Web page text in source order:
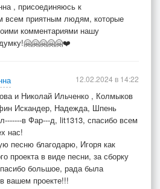
, присоединяюсь к
всем приятным людям, которые
комментариями нашу
и Николай Ильченко , Колмыков
Искандер, Надежда, Шпень
в Фар---д, lit1313, спасибо всем
нас!
песню благодарю, Игоря как
проекта в виде песни, за сборку
большое, рада была
вашем проекте!!!
12.02.2024 в 14:22